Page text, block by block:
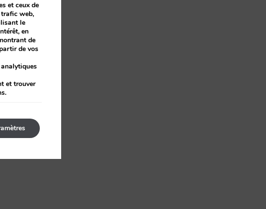
et ceux de
web,
le
en
de
de vos
et trouver